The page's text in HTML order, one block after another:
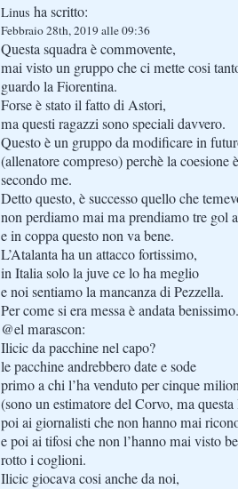
Linus ha scritto:
Febbraio 28th, 2019 alle 09:36
Questa squadra è commovente,
mai visto un gruppo che ci mette cosi
guardo la Fiorentina.
Forse è stato il fatto di Astori,
ma questi ragazzi sono speciali davvero.
Questo è un gruppo da modificare in
(allenatore compreso) perchè la coesione
secondo me.
Detto questo, è successo quello che
non perdiamo mai ma prendiamo tre gol
e in coppa questo non va bene.
L’Atalanta ha un attacco fortissimo,
in Italia solo la juve ce lo ha meglio
e noi sentiamo la mancanza di Pezzella.
Per come si era messa è andata benissimo.
@el marascon:
Ilicic da pacchine nel capo?
le pacchine andrebbero date e sode
primo a chi l’ha venduto per cinque
(sono un estimatore del Corvo, ma questa
poi ai giornalisti che non hanno mai
e poi ai tifosi che non l’hanno mai visto
rotto i coglioni.
Ilicic giocava cosi anche da noi,